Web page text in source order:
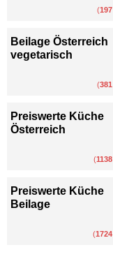
(197
Beilage Österreich
vegetarisch
(381
Preiswerte Küche
Österreich
(1138
Preiswerte Küche
Beilage
(1724